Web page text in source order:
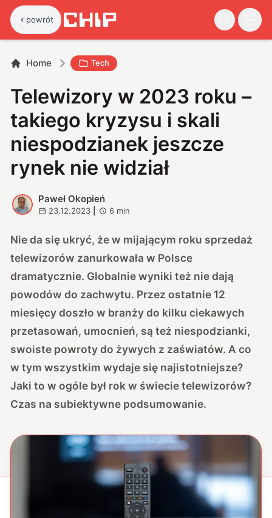
powrót
Home Tech
Telewizory w 2023 roku –
takiego kryzysu i skali
niespodzianek jeszcze
rynek nie widział
P
Paweł Okopień
23.12.2023 6 min
Nie da się ukryć, że w mijającym roku sprzedaż
telewizorów zanurkowała w Polsce
dramatycznie. Globalnie wyniki też nie dają
powodów do zachwytu. Przez ostatnie 12
miesięcy doszło w branży do kilku ciekawych
przetasowań, umocnień, są też niespodzianki,
swoiste powroty do żywych z zaświatów. A co
w tym wszystkim wydaje się najistotniejsze?
Jaki to w ogóle był rok w świecie telewizorów?
Czas na subiektywne podsumowanie.